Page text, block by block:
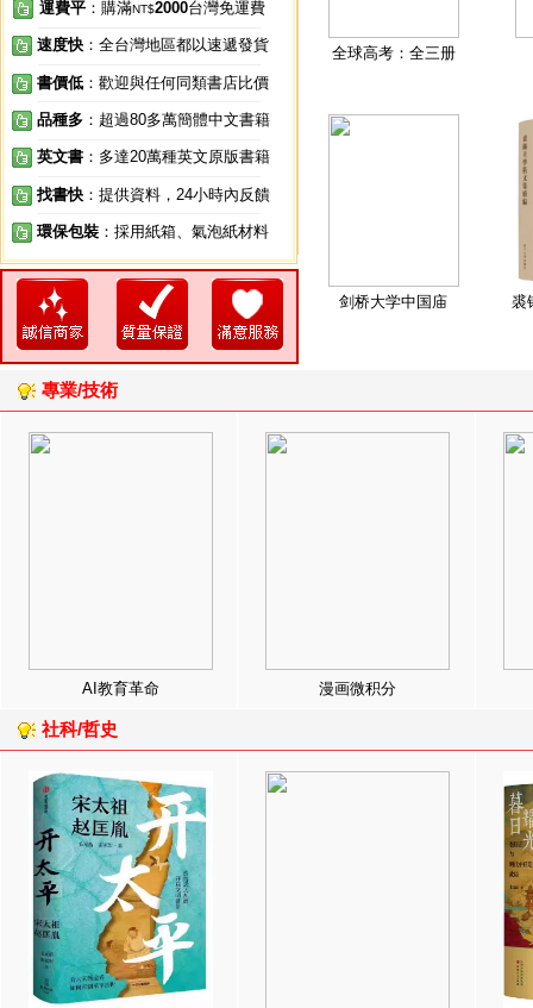
運費平 ：購滿NT$2000台灣免運費
速度快 ：全台灣地區都以速遞發貨
書價低 ：歡迎與任何同類書店比價
品種多 ：超過80多萬簡體中文書籍
英文書 ：多達20萬種英文原版書籍
找書快 ：提供資料，24小時內反饋
環保包裝 ：採用紙箱、氣泡紙材料
全球高考：全三册
剑桥大学中国庙 裘
專業/技術
AI教育革命 漫画微积分
社科/哲史